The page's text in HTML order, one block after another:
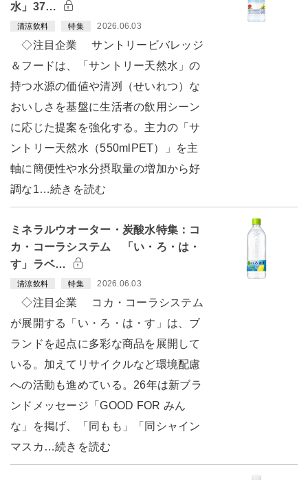
水」37…
清涼飲料 特集 2026.06.03
◇注目企業 サントリービバレッジ
＆フードは、「サントリー天然水」の
持つ水源の価値や清冽（せいれつ）な
おいしさを基盤に生活者の飲用シーン
に応じた提案を強化する。主力の「サ
ントリー天然水（550mlPET）」を主
軸に簡便性や水分摂取量の増加から好
調な1…続きを読む
ミネラルウオーター・炭酸水特集：コ
カ・コーラシステム 「い・ろ・は・
す」ラベ…
清涼飲料 特集 2026.06.03
◇注目企業 コカ・コーラシステム
が展開する「い・ろ・は・す」は、ブ
ランドを起点に多彩な商品を展開して
いる。加えてリサイクルなど環境配慮
への活動も進めている。26年は新ブラ
ンドメッセージ「GOOD FOR みん
な」を掲げ、「同もも」「同シャイン
マスカ…続きを読む